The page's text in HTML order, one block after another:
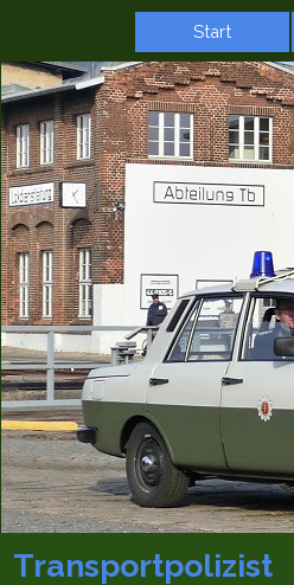
Direkt zum Seiteninhalt
Start
Transportpolizist